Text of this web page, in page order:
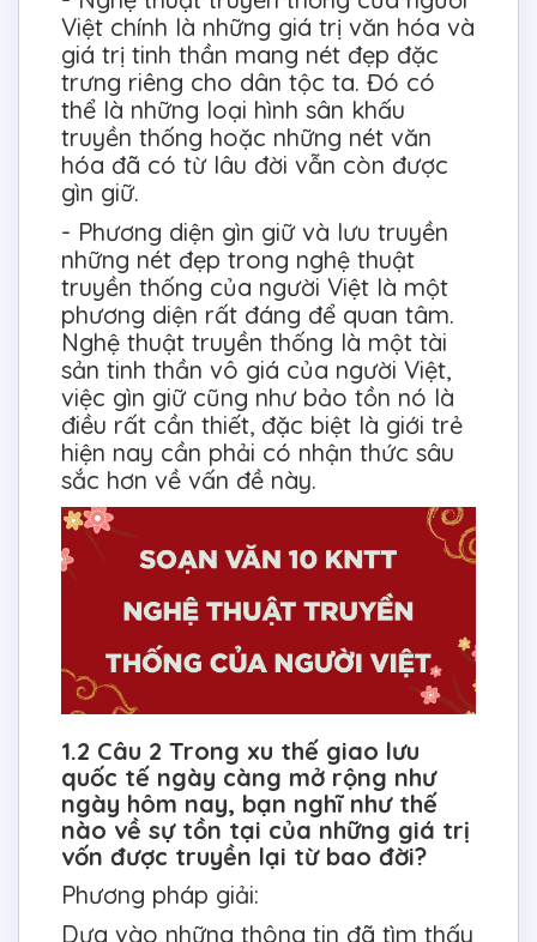
Việt chính là những giá trị văn hóa và
giá trị tinh thần mang nét đẹp đặc
trưng riêng cho dân tộc ta. Đó có
thể là những loại hình sân khấu
truyền thống hoặc những nét văn
hóa đã có từ lâu đời vẫn còn được
gìn giữ.
- Phương diện gìn giữ và lưu truyền
những nét đẹp trong nghệ thuật
truyền thống của người Việt là một
phương diện rất đáng để quan tâm.
Nghệ thuật truyền thống là một tài
sản tinh thần vô giá của người Việt,
việc gìn giữ cũng như bảo tồn nó là
điều rất cần thiết, đặc biệt là giới trẻ
hiện nay cần phải có nhận thức sâu
sắc hơn về vấn đề này.
1.2 Câu 2 Trong xu thế giao lưu
quốc tế ngày càng mở rộng như
ngày hôm nay, bạn nghĩ như thế
nào về sự tồn tại của những giá trị
vốn được truyền lại từ bao đời?
Phương pháp giải:
Dựa vào những thông tin đã tìm thấy